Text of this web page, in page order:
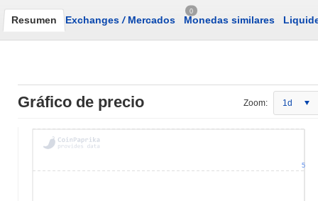
Resumen Exchanges /Mercados
0
Monedas similares
Gráfico de precio Zoom: 1d
5